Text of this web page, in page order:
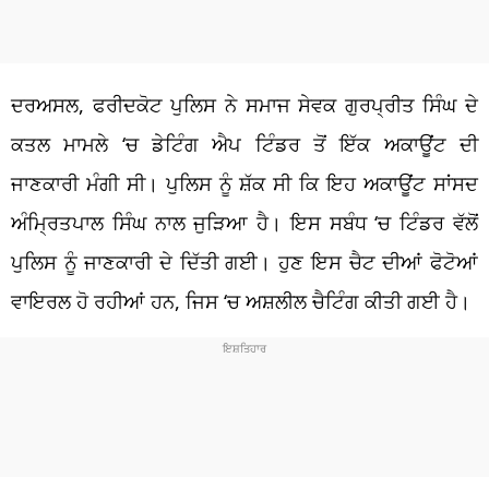
ਦਰਅਸਲ, ਫਰੀਦਕੋਟ ਪੁਲਿਸ ਨੇ ਸਮਾਜ ਸੇਵਕ ਗੁਰਪ੍ਰੀਤ ਸਿੰਘ ਦੇ
ਕਤਲ ਮਾਮਲੇ ‘ਚ ਡੇਟਿੰਗ ਐਪ ਟਿੰਡਰ ਤੋਂ ਇੱਕ ਅਕਾਊਂਟ ਦੀ
ਜਾਣਕਾਰੀ ਮੰਗੀ ਸੀ। ਪੁਲਿਸ ਨੂੰ ਸ਼ੱਕ ਸੀ ਕਿ ਇਹ ਅਕਾਊਂਟ ਸਾਂਸਦ
ਅੰਮ੍ਰਿਤਪਾਲ ਸਿੰਘ ਨਾਲ ਜੁੜਿਆ ਹੈ। ਇਸ ਸਬੰਧ ‘ਚ ਟਿੰਡਰ ਵੱਲੋਂ
ਪੁਲਿਸ ਨੂੰ ਜਾਣਕਾਰੀ ਦੇ ਦਿੱਤੀ ਗਈ। ਹੁਣ ਇਸ ਚੈਟ ਦੀਆਂ ਫੋਟੋਆਂ
ਵਾਇਰਲ ਹੋ ਰਹੀਆਂ ਹਨ, ਜਿਸ ‘ਚ ਅਸ਼ਲੀਲ ਚੈਟਿੰਗ ਕੀਤੀ ਗਈ ਹੈ।